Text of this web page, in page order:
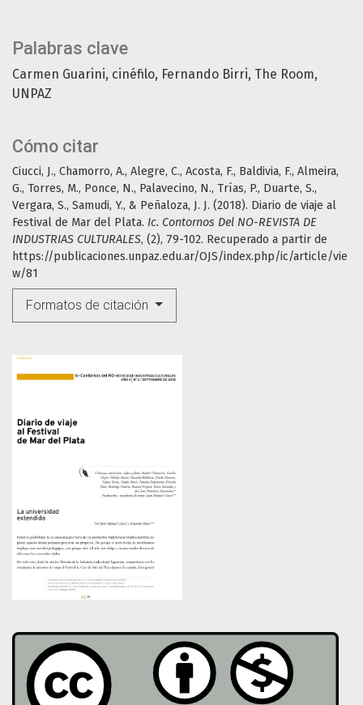
Palabras clave
Carmen Guarini cinéfilo Fernando Birri The Room
UNPAZ
Cómo citar
Ciucci, J., Chamorro, A., Alegre, C., Acosta, F., Baldivia, F., Almeira,
G., Torres, M., Ponce, N., Palavecino, N., Trías, P., Duarte, S.,
Vergara, S., Samudi, Y., & Peñaloza, J. J. (2018). Diario de viaje al
Festival de Mar del Plata. Ic. Contornos Del NO-REVISTA DE
INDUSTRIAS CULTURALES, (2), 79-102. Recuperado a partir de
https://publicaciones.unpaz.edu.ar/OJS/index.php/ic/article/vie
w/81
Formatos de citación